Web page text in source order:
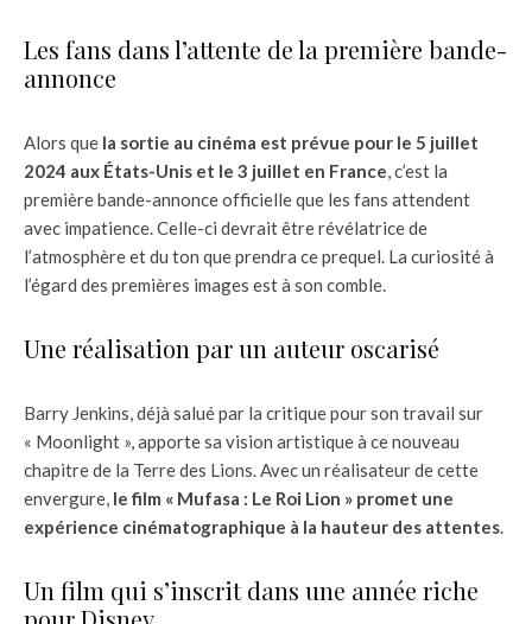
Les fans dans l’attente de la première bande-
annonce
Alors que la sortie au cinéma est prévue pour le 5 juillet
2024 aux États-Unis et le 3 juillet en France, c’est la
première bande-annonce officielle que les fans attendent
avec impatience. Celle-ci devrait être révélatrice de
l’atmosphère et du ton que prendra ce prequel. La curiosité à
l’égard des premières images est à son comble.
Une réalisation par un auteur oscarisé
Barry Jenkins, déjà salué par la critique pour son travail sur
« Moonlight », apporte sa vision artistique à ce nouveau
chapitre de la Terre des Lions. Avec un réalisateur de cette
envergure, le film « Mufasa : Le Roi Lion » promet une
expérience cinématographique à la hauteur des attentes.
Un film qui s’inscrit dans une année riche